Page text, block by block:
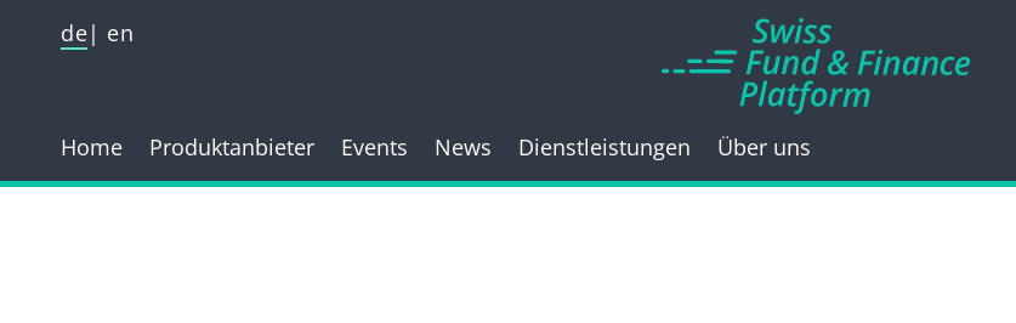
de
en
Home Produktanbieter Events News Dienstleistungen Über uns